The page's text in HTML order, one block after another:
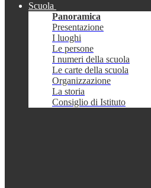
Scuola
Panoramica
Presentazione
I luoghi
Le persone
I numeri della scuola
Le carte della scuola
Organizzazione
La storia
Consiglio di Istituto